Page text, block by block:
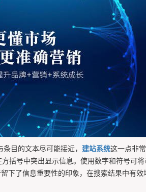
目的文本尽可能接近， 建站系统这一点非
号中突出显示信息。使用数字和符号可
下了信息重要性的印象，在搜索结果中有